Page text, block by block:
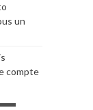
un
compte